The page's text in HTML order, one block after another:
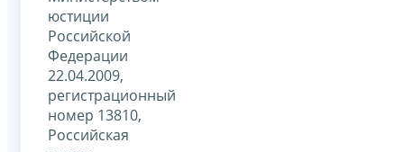
юстиции
Российской
Федерации
22.04.2009,
регистрационный
номер 13810,
Российская